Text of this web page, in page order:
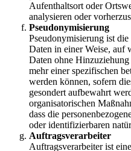
Aufenthaltsort oder
analysieren oder
Pseudonymisierung
Pseudonymisierung ist
Daten in einer Weise, auf
Daten ohne
mehr einer spezifischen
werden können, sofern
gesondert aufbewahrt
organisatorischen
dass die
oder identifizierbaren
Auftragsverarbeiter
Auftragsverarbeiter ist